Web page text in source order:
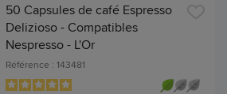
50 Capsules de café Espresso
Delizioso - Compatibles
Nespresso - L'Or
Référence : 143481